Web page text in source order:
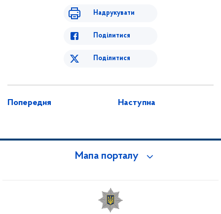
Надрукувати
Поділитися
Поділитися
Попередня Наступна
Мапа порталу